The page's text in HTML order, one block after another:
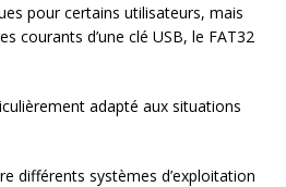
pour certains utilisateurs, mais
courants d’une clé USB, le FAT32
adapté aux situations
différents systèmes d’exploitation